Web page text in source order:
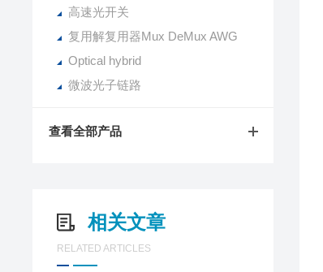
高速光开关
复用解复用器Mux DeMux AWG
Optical hybrid
微波光子链路
查看全部产品
相关文章
RELATED ARTICLES